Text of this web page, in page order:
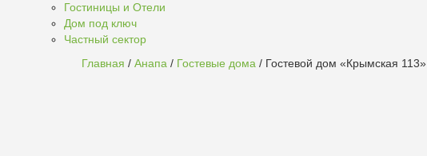
Гостиницы и Отели
Дом под ключ
Частный сектор
Главная / Анапа / Гостевые дома / Гостевой дом «Крымская 113»